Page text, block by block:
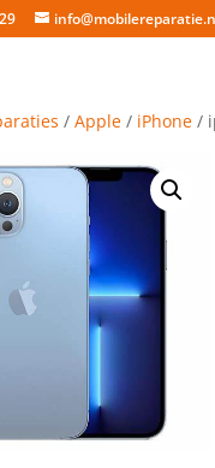
/ Apple/ iPhone/